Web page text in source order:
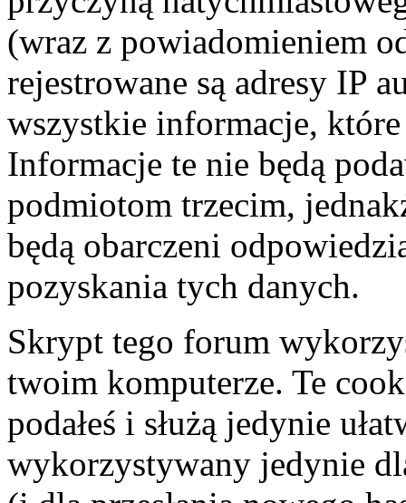
(wraz z powiadomieniem
rejestrowane są adresy IP
wszystkie informacje,
Informacje te nie będą
podmiotom trzecim,
będą obarczeni
pozyskania tych danych.
Skrypt tego forum
twoim komputerze. Te
podałeś i służą jedynie
wykorzystywany jedynie